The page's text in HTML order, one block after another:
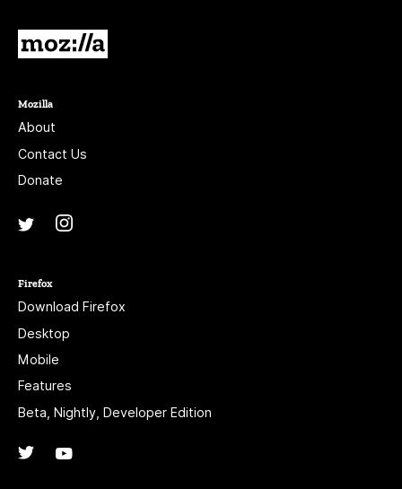
Mozilla
About
Contact Us
Donate
Twitter
Firefox
Download Firefox
Desktop
Mobile
Features
Beta, Nightly, Developer Edition
Twitter